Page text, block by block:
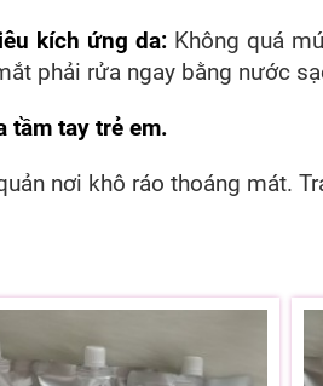
kích ứng da:Không quá
phải rửa ngay bằng nước
tầm tay trẻ em.
nơi khô ráo thoáng mát.